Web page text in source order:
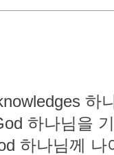
하
하나님을
하나님께 나